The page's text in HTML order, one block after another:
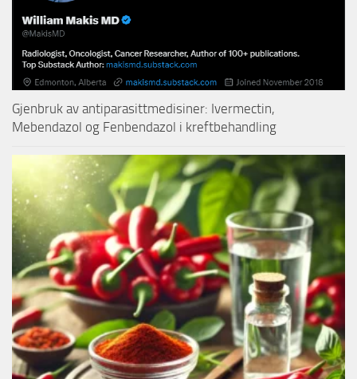
Gjenbruk av antiparasittmedisiner: Ivermectin,
Mebendazol og Fenbendazol i kreftbehandling